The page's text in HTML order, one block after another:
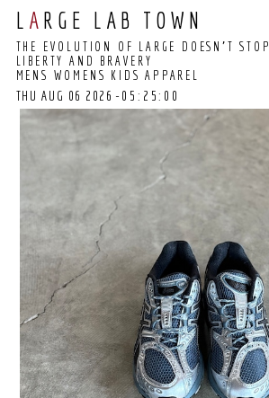
L A RGE LAB TOWN
THE EVOLUTION OF LARGE DOESN’T STOP
LIBERTY AND BRAVERY
MENS WOMENS KIDS APPAREL
THU AUG 06 2026
05:24:49 GMT+0000
(COORDINATED
UNIVERSAL TIME)
-05:25:00